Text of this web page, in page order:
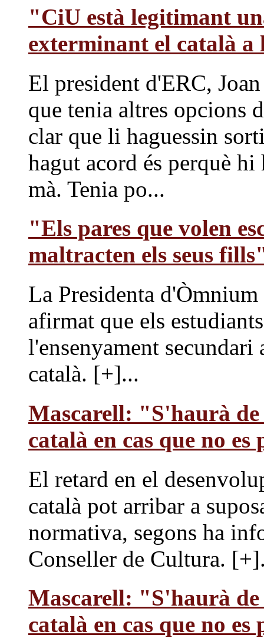
"CiU està legitimant
exterminant el català a
El president d'ERC,
que tenia altres opcions
clar que li haguessin
hagut acord és perquè
mà. Tenia po...
"Els pares que volen
maltracten els seus
La Presidenta
afirmat que els
l'ensenyament
català. [+]...
Mascarell: "S'haurà
català en cas que no
El retard en el
català pot arribar a
normativa, segons ha
Conseller de Cultura.
Mascarell: "S'haurà
català en cas que no